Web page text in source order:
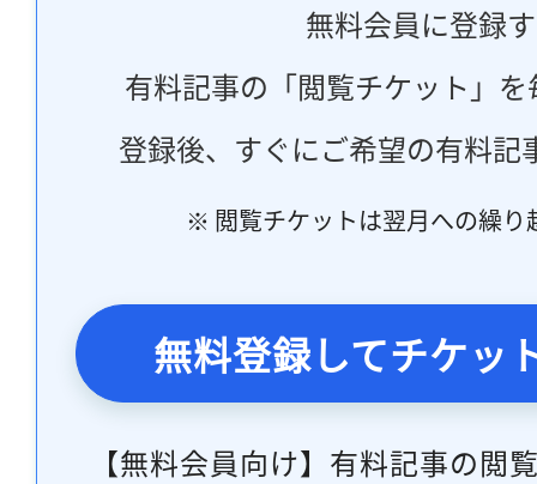
無料会員に登録
有料記事の「閲覧チケット」
登録後、すぐにご希望の有料記
※ 閲覧チケットは翌月への繰り
無料登録してチケッ
【無料会員向け】有料記事の閲